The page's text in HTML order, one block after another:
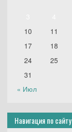
« Июл
10
11
17
18
24
25
31
Навигация по сайту